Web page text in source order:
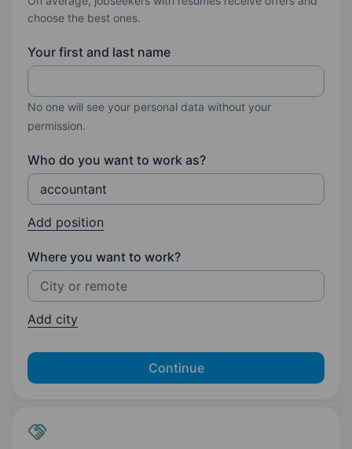
choose the best ones.
Your first and last name
No one will see your personal data without your
permission.
Who do you want to work as?
Add position
Where you want to work?
Add city
Continue